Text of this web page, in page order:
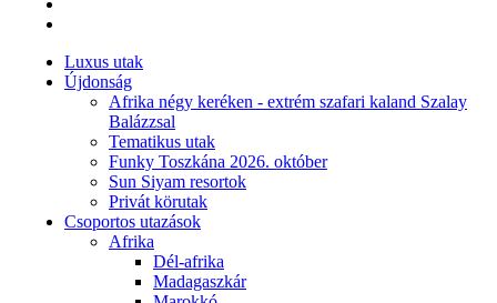
Luxus utak
Újdonság
Afrika négy keréken - extrém szafari kaland Szalay
Balázzsal
Tematikus utak
Funky Toszkána 2026. október
Sun Siyam resortok
Privát körutak
Csoportos utazások
Afrika
Dél-afrika
Madagaszkár